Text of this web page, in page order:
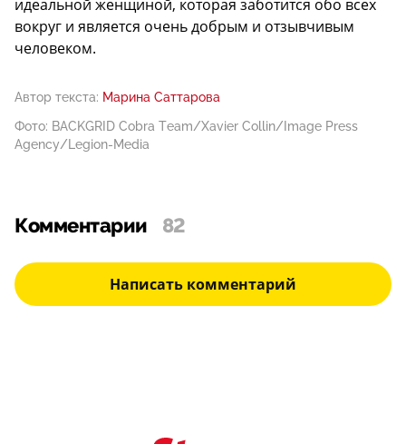
идеальной женщиной, которая заботится обо всех
вокруг и является очень добрым и отзывчивым
человеком.
Автор текста: Марина Саттарова
Фото: BACKGRID Cobra Team/Xavier Collin/Image Press
Agency/Legion-Media
Комментарии 82
Написать комментарий